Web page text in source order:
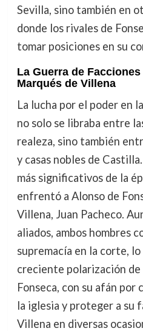
Sevilla, sino también en
donde los rivales de
tomar posiciones en su
La Guerra de
Marqués de Villena
La lucha por el poder en
no solo se libraba entre
realeza, sino también
y casas nobles de
más significativos de la
enfrentó a Alonso de
Villena, Juan Pacheco.
aliados, ambos hombres
supremacía en la corte,
creciente polarización
Fonseca, con su afán por
la iglesia y proteger a su
Villena en diversas